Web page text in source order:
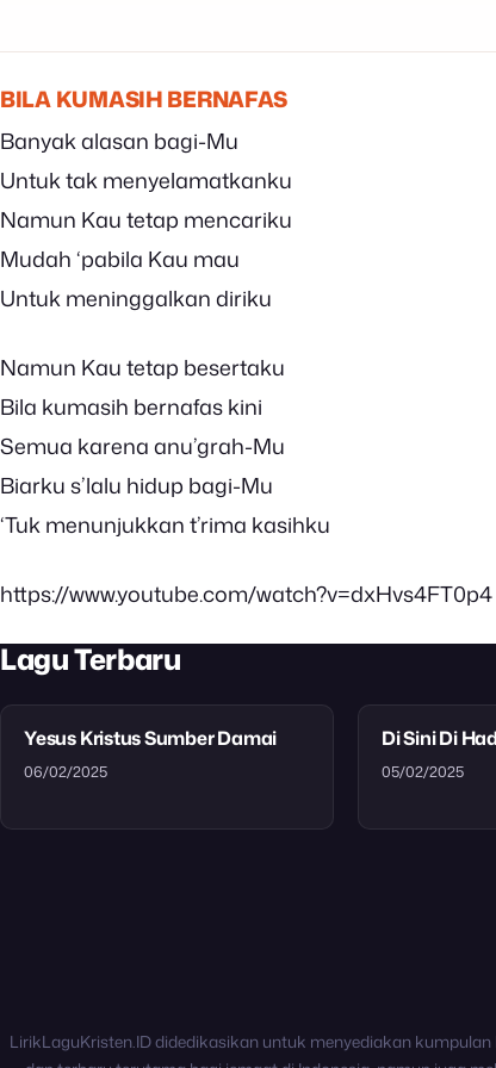
BILA KUMASIH BERNAFAS
Banyak alasan bagi-Mu
Untuk tak menyelamatkanku
Namun Kau tetap mencariku
Mudah ‘pabila Kau mau
Untuk meninggalkan diriku
Namun Kau tetap besertaku
Bila kumasih bernafas kini
Semua karena anu’grah-Mu
Biarku s’lalu hidup bagi-Mu
‘Tuk menunjukkan t’rima kasihku
https://www.youtube.com/watch?v=dxHvs4FT0p4
Lagu Terbaru
Yesus Kristus Sumber Damai
06/02/2025
Di Sini Di
05/02/2025
LirikLaguKristen.ID didedikasikan untuk menyediakan